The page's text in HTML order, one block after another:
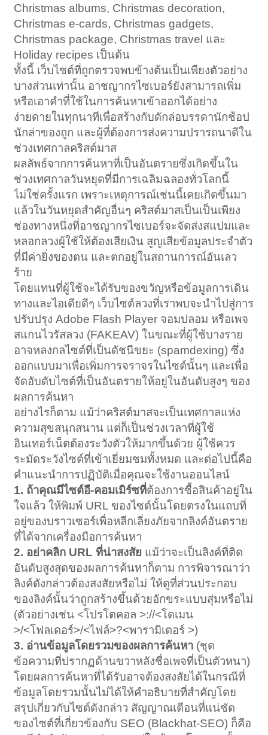
Christmas albums, Christmas decoration,
Christmas e-cards, Christmas gadgets,
Christmas package, Christmas travel และ
Holiday recipes เป็นต้น
ทั้งนี้ เว็บไซต์ที่ถูกตรวจพบข้างต้นเป็นเพียงตัวอย่าง
บางส่วนเท่านั้น อาชญากรไซเบอร์ยังสามารถเพิ่ม
หรือเอาคำที่ใช้ในการค้นหาเข้าออกได้อย่าง
ง่ายดายในทุกนาทีเพื่อสร้างกับดักล่อบรรดานักช้อป
นักล่าของถูก และผู้ที่ต้องการส่งความปรารถนาดีใน
ช่วงเทศกาลคริสต์มาส
ผลลัพธ์จากการค้นหาที่เป็นอันตรายซึ่งเกิดขึ้นใน
ช่วงเทศกาลวันหยุดที่มีการเฉลิมฉลองทั่วโลกนี้
ไม่ใช่ครั้งแรก เพราะเหตุการณ์เช่นนี้เคยเกิดขึ้นมา
แล้วในวันหยุดสำคัญอื่นๆ คริสต์มาสเป็นเป็นเพียง
ช่องทางหนึ่งที่อาชญากรไซเบอร์จะจัดส่งสแปมและ
หลอกลวงผู้ใช้ให้ต้องเสียเงิน สูญเสียข้อมูลประจำตัว
ที่มีค่ายิ่งของตน และตกอยู่ในสถานการณ์อันเลว
ร้าย
โดยแทนที่ผู้ใช้จะได้รับของขวัญหรือข้อมูลการเดิน
ทางและไอเดียดีๆ เว็บไซต์ลวงที่เราพบจะนำไปสู่การ
ปรับปรุง Adobe Flash Player จอมปลอม หรือเพจ
สแกนไวรัสลวง (FAKEAV) ในขณะที่ผู้ใช้บางราย
อาจหลงกลไซต์ที่เป็นดัชนีขยะ (spamdexing) ซึ่ง
ออกแบบมาเพื่อเพิ่มการจราจรในไซต์นั้นๆ และเพื่อ
จัดอับดับไซต์ที่เป็นอันตรายให้อยู่ในอันดับสูงๆ ของ
ผลการค้นหา
อย่างไรก็ตาม แม้ว่าคริสต์มาสจะเป็นเทศกาลแห่ง
ความสุขสนุกสนาน แต่ก็เป็นช่วงเวลาที่ผู้ใช้
อินเทอร์เน็ตต้องระวังตัวให้มากขึ้นด้วย ผู้ใช้ควร
ระมัดระวังไซต์ที่เข้าเยี่ยมชมทั้งหมด และต่อไปนี้คือ
คำแนะนำการปฏิบัติเมื่อคุณจะใช้งานออนไลน์
1. ถ้าคุณมีไซต์อี-คอมเมิร์ซที่ต้องการซื้อสินค้าอยู่ใน
ใจแล้ว ให้พิมพ์ URL ของไซต์นั้นโดยตรงในแถบที่
อยู่ของบราวเซอร์เพื่อหลีกเลี่ยงภัยจากลิงค์อันตราย
ที่ได้จากเครื่องมือการค้นหา
2. อย่าคลิก URL ที่น่าสงสัย แม้ว่าจะเป็นลิงค์ที่ติด
อันดับสูงสุดของผลการค้นหาก็ตาม การพิจารณาว่า
ลิงค์ดังกล่าวต้องสงสัยหรือไม่ ให้ดูที่ส่วนประกอบ
ของลิงค์นั้นว่าถูกสร้างขึ้นด้วยอักขระแบบสุ่มหรือไม่
(ตัวอย่างเช่น <โปรโตคอล >://<โดเมน
>/<โฟลเดอร์>/<ไฟล์>?<พารามิเตอร์ >)
3. อ่านข้อมูลโดยรวมของผลการค้นหา (ชุด
ข้อความที่ปรากฏด้านขวาหลังชื่อเพจที่เป็นตัวหนา)
โดยผลการค้นหาที่ได้รับอาจต้องสงสัยได้ในกรณีที่
ข้อมูลโดยรวมนั้นไม่ได้ให้คำอธิบายที่สำคัญโดย
สรุปเกี่ยวกับไซต์ดังกล่าว สัญญาณเตือนที่แน่ชัด
ของไซต์ที่เกี่ยวข้องกับ SEO (Blackhat-SEO) ก็คือ